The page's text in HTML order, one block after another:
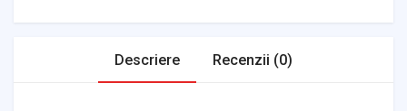
Descriere Recenzii (0)